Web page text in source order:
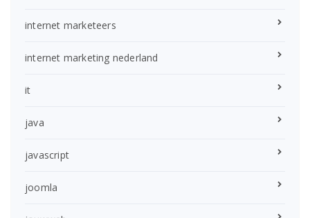
internet marketeers
internet marketing nederland
it
java
javascript
joomla